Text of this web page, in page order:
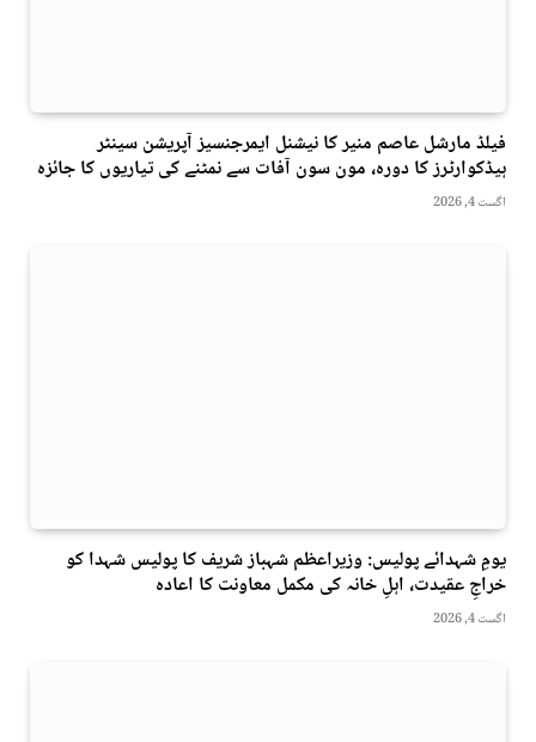
فیلڈ مارشل عاصم منیر کا نیشنل ایمرجنسیز آپریشن سینٹر
ہیڈکوارٹرز کا دورہ، مون سون آفات سے نمٹنے کی تیاریوں کا جائزہ
اگست 4, 2026
یومِ شہدائے پولیس: وزیراعظم شہباز شریف کا پولیس شہدا کو
خراجِ عقیدت، اہلِ خانہ کی مکمل معاونت کا اعادہ
اگست 4, 2026